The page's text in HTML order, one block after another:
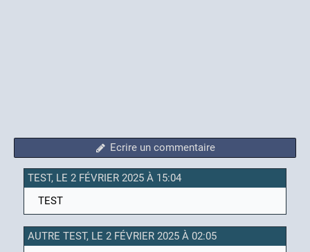
Ecrire un commentaire
TEST, LE 2 FÉVRIER 2025 À 15:04
TEST
AUTRE TEST, LE 2 FÉVRIER 2025 À 02:05